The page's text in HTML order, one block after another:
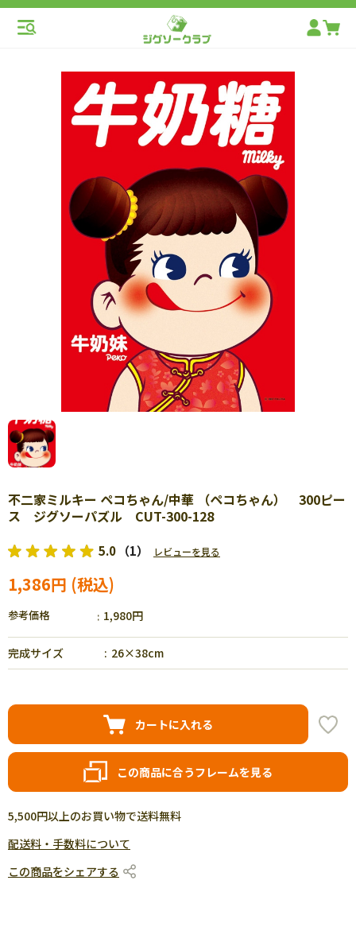
不二家ミルキー ペコちゃん/中華 （ペコちゃん） 300ピー
ス ジグソーパズル CUT-300-128
5.0 （1） レビューを見る
1,386円
参考価格 1,980円
完成サイズ 26×38cm
カートに入れる
この商品に合うフレームを見る
5,500円以上のお買い物で送料無料
配送料・手数料について
この商品をシェアする